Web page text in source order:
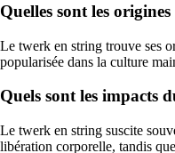
Quelles sont les
Le twerk en string trouve ses
popularisée dans la culture
Quels sont les impacts
Le twerk en string suscite
libération corporelle, tandis